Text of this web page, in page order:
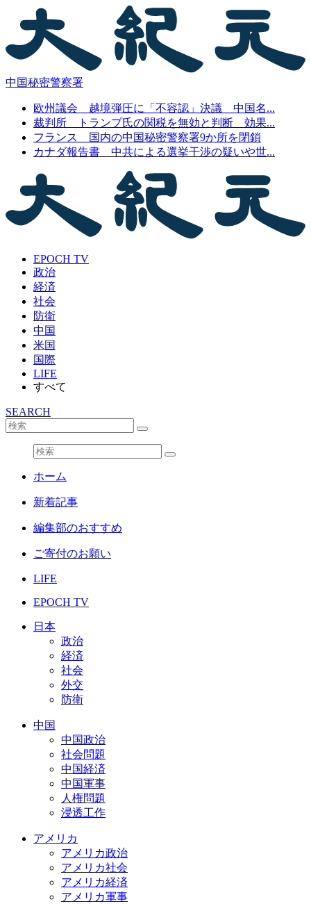
中国秘密警察署
欧州議会 越境弾圧に「不容認」決議 中国名...
裁判所 トランプ氏の関税を無効と判断 効果...
フランス 国内の中国秘密警察署9か所を閉鎖
カナダ報告書 中共による選挙干渉の疑いや世...
EPOCH TV
政治
経済
社会
防衛
中国
米国
国際
LIFE
すべて
SEARCH
ホーム
新着記事
編集部のおすすめ
ご寄付のお願い
LIFE
EPOCH TV
日本
政治
経済
社会
外交
防衛
中国
中国政治
社会問題
中国経済
中国軍事
人権問題
浸透工作
アメリカ
アメリカ政治
アメリカ社会
アメリカ経済
アメリカ軍事